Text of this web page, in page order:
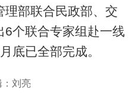
理部联合民政部、交
6个联合专家组赴一线
底已全部完成。
刘亮